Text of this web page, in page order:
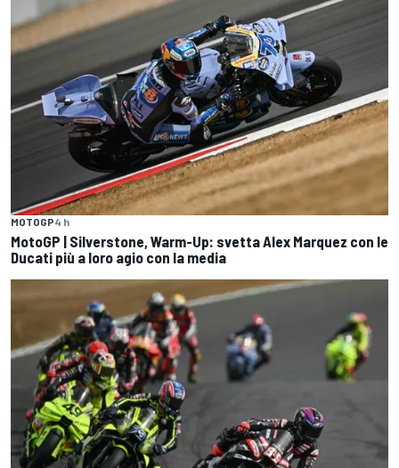
MOTOGP4 h
MotoGP | Silverstone, Warm-Up: svetta Alex Marquez con le
Ducati più a loro agio con la media